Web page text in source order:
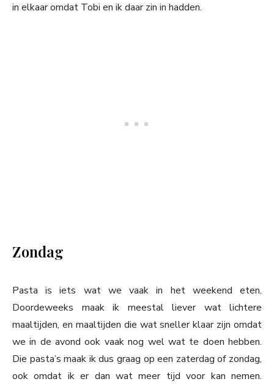
in elkaar omdat Tobi en ik daar zin in hadden.
Zondag
Pasta is iets wat we vaak in het weekend eten.
Doordeweeks maak ik meestal liever wat lichtere
maaltijden, en maaltijden die wat sneller klaar zijn omdat
we in de avond ook vaak nog wel wat te doen hebben.
Die pasta’s maak ik dus graag op een zaterdag of zondag,
ook omdat ik er dan wat meer tijd voor kan nemen.